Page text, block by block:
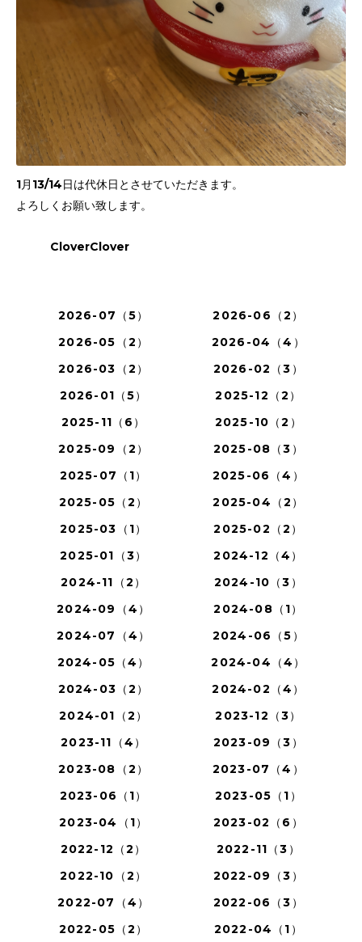
1月13/14日は代休日とさせていただきます。
よろしくお願い致します。
CloverClover
2026-07（5）
2026-06（2）
2026-05（2）
2026-04（4）
2026-03（2）
2026-02（3）
2026-01（5）
2025-12（2）
2025-11（6）
2025-10（2）
2025-09（2）
2025-08（3）
2025-07（1）
2025-06（4）
2025-05（2）
2025-04（2）
2025-03（1）
2025-02（2）
2025-01（3）
2024-12（4）
2024-11（2）
2024-10（3）
2024-09（4）
2024-08（1）
2024-07（4）
2024-06（5）
2024-05（4）
2024-04（4）
2024-03（2）
2024-02（4）
2024-01（2）
2023-12（3）
2023-11（4）
2023-09（3）
2023-08（2）
2023-07（4）
2023-06（1）
2023-05（1）
2023-04（1）
2023-02（6）
2022-12（2）
2022-11（3）
2022-10（2）
2022-09（3）
2022-07（4）
2022-06（3）
2022-05（2）
2022-04（1）